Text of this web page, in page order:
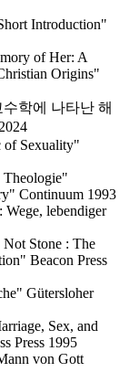
Introduction"
of Her: A
Origins"
학에 나타난 해
of Sexuality"
Theologie"
Continuum 1993
lebendiger
Not Stone : The
Beacon Press
Gütersloher
Sex, and
Press 1995
von Gott